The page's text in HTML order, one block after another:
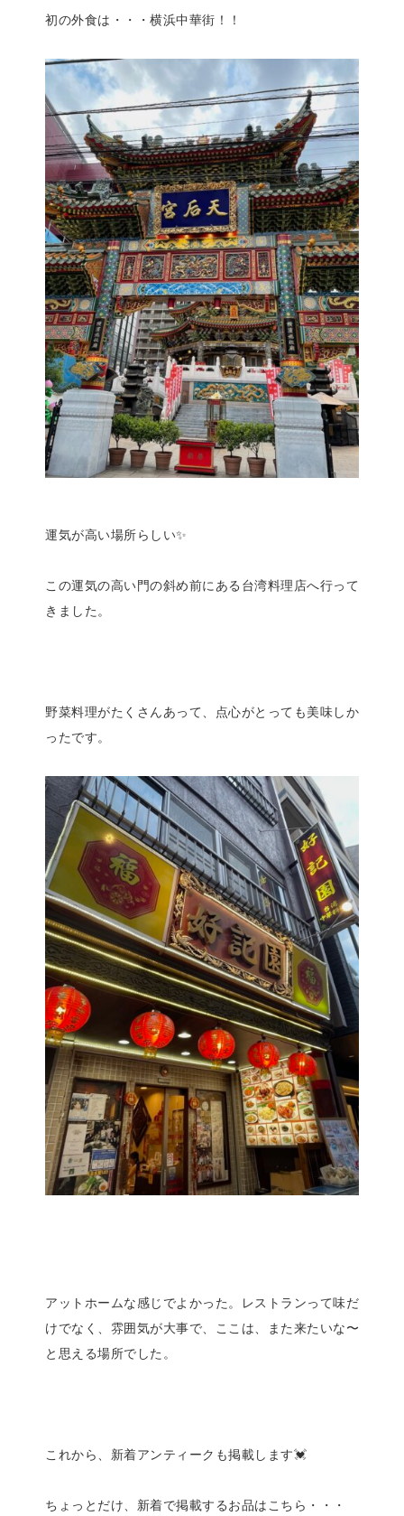
初の外食は・・・横浜中華街！！
運気が高い場所らしい✨
この運気の高い門の斜め前にある台湾料理店へ行って
きました。
野菜料理がたくさんあって、点心がとっても美味しか
ったです。
アットホームな感じでよかった。レストランって味だ
けでなく、雰囲気が大事で、ここは、また来たいな〜
と思える場所でした。
これから、新着アンティークも掲載します💓
ちょっとだけ、新着で掲載するお品はこちら・・・